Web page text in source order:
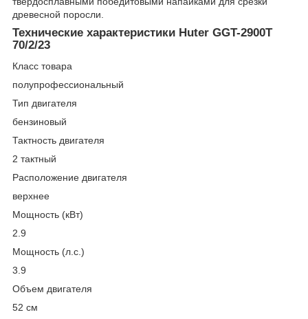
древесной поросли.
Технические характеристики Huter GGT-2900T
70/2/23
Класс товара
полупрофессиональный
Тип двигателя
бензиновый
Тактность двигателя
2 тактный
Расположение двигателя
верхнее
Мощность (кВт)
2.9
Мощность (л.с.)
3.9
Объем двигателя
52 см